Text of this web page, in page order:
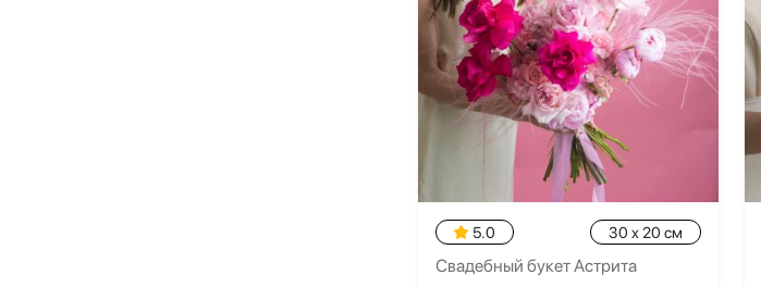
5.0 30 x 20 см
Свадебный букет Астрита